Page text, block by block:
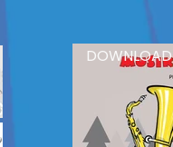
DOWNLOAD